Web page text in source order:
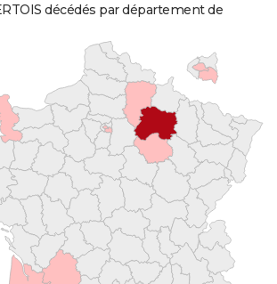
décédés par département de